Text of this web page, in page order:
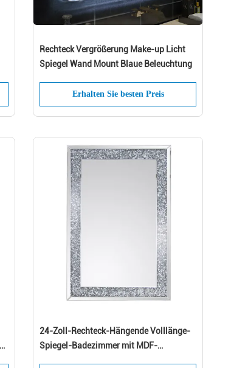
Rechteck Vergrößerung Make-up Licht
Spiegel Wand Mount Blaue Beleuchtung
Erhalten Sie besten Preis
24-Zoll-Rechteck-Hängende Volllänge-
Spiegel-Badezimmer mit MDF-